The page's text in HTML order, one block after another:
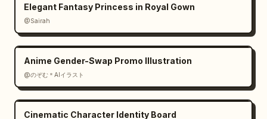
Elegant Fantasy Princess in Royal Gown
@Sairah
Anime Gender-Swap Promo Illustration
@のぞむ＊AIイラスト
Cinematic Character Identity Board